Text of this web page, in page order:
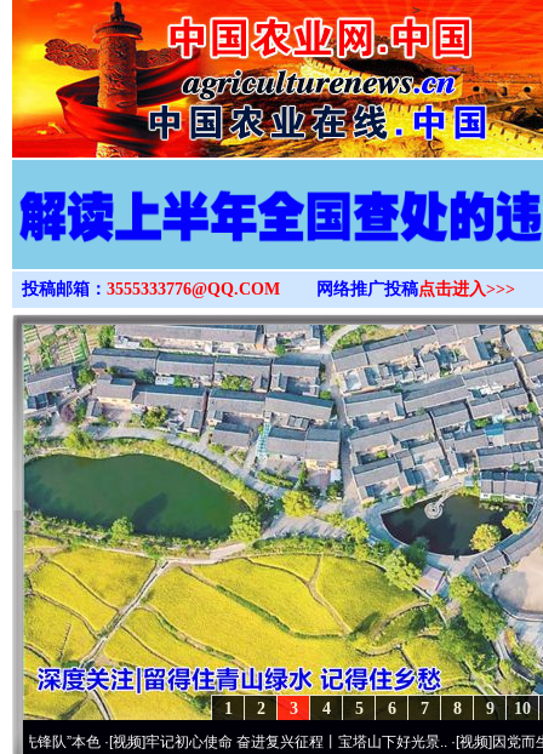
>
投稿邮箱： 3555333776@QQ.COM 网络推广投稿点击进入>>>
10
9
8
7
6
5
4
3
2
1
·[视频]牢记初心使命 奋进复兴征程丨宝塔山下好光景..·[视频]因党而生 为党而